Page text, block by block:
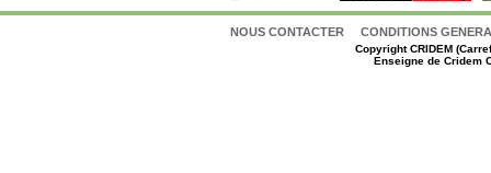
NOUS CONTACTER CONDITIONS
CopyrightCRIDEM
Enseigne de Cridem